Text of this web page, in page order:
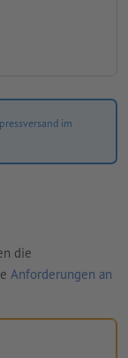
im
die
Anforderungen an